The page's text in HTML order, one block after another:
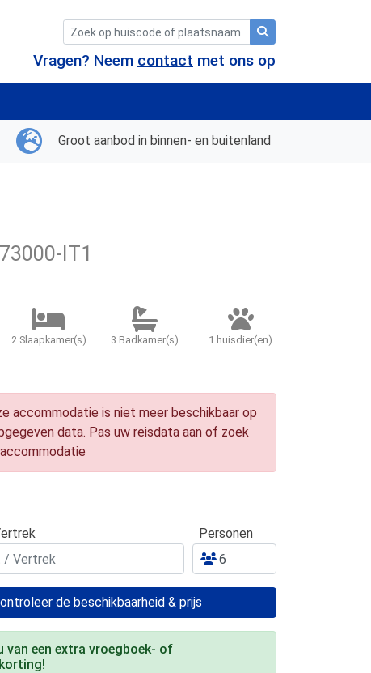
Vragen? Neem contact met ons op
Groot aanbod in binnen- en buitenland
IT1
2 Slaapkamer(s) 3 Badkamer(s) 1 huisdier(en)
accommodatie is niet meer beschikbaar op
data. Pas uw reisdata aan of zoek
Personen
de beschikbaarheid & prijs
van een extra vroegboek- of